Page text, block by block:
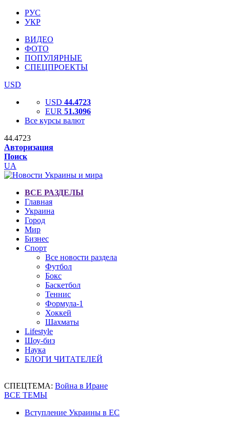
РУС
УКР
ВИДЕО
ФОТО
ПОПУЛЯРНЫЕ
СПЕЦПРОЕКТЫ
USD
USD 44.4723
EUR 51.3096
Все курсы валют
44.4723
Авторизация
Поиск
UA
ВСЕ РАЗДЕЛЫ
Главная
Украина
Город
Мир
Бизнес
Спорт
Все новости раздела
Футбол
Бокс
Баскетбол
Теннис
Формула-1
Хоккей
Шахматы
Lifestyle
Шоу-биз
Наука
БЛОГИ ЧИТАТЕЛЕЙ
СПЕЦТЕМА: Война в Иране
ВСЕ ТЕМЫ
Вступление Украины в ЕС